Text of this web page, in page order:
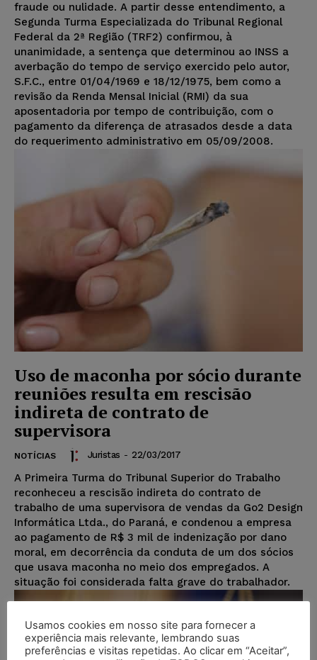
fraude ou nulidade. A partir desse entendimento, a
Segunda Turma Especializada do Tribunal Regional
Federal da 2ª Região (TRF2) confirmou, à
unanimidade, a sentença que determinou ao INSS a
averbação do tempo de serviço exercido pelo autor,
S.F.C., entre 01/04/1969 e 18/12/1975, bem como a
revisão da Renda Mensal Inicial (RMI) da sua
aposentadoria por tempo de contribuição, com o
pagamento da diferença de atrasados desde a data
do requerimento administrativo em 05/09/2008.
Uso de maconha por sócio durante
reuniões resulta em rescisão
indireta de contrato de
supervisora
NOTÍCIAS Juristas - 22/03/2017
A Primeira Turma do Tribunal Superior do Trabalho
reconheceu a rescisão indireta do contrato de
trabalho de uma supervisora de vendas da Go2 Design
Informática Ltda., do Paraná, e condenou a empresa
ao pagamento de R$ 3 mil de indenização por dano
moral, em decorrência da conduta de um dos sócios
que usava maconha no meio dos empregados. A
situação foi considerada falta grave do trabalhador.
Usamos cookies em nosso site para fornecer a
experiência mais relevante, lembrando suas
preferências e visitas repetidas. Ao clicar em “Aceitar”,